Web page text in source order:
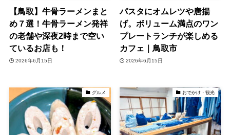
【鳥取】牛骨ラーメンまと
め７選！牛骨ラーメン発祥
の老舗や深夜2時まで空い
ているお店も！
2026年6月15日
パスタにオムレツや唐揚
げ。ボリューム満点のワン
プレートランチが楽しめる
カフェ｜鳥取市
2026年6月15日
グルメ おでかけ・観光